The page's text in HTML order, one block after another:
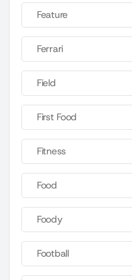
Feature
Ferrari
Field
First Food
Fitness
Food
Foody
Football